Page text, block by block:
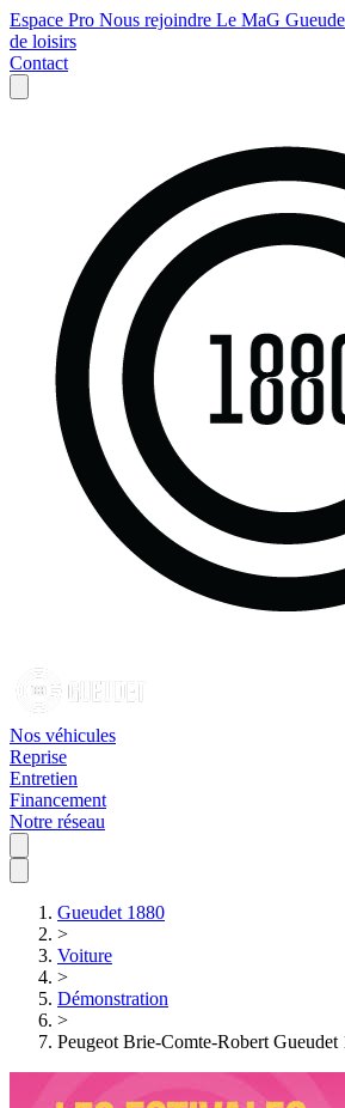
Espace Pro Nous rejoindre Le MaG
de loisirs
Contact
Nos véhicules
Reprise
Entretien
Financement
Notre réseau
Gueudet 1880
>
Voiture
>
Démonstration
>
Peugeot Brie-Comte-Robert Gueudet